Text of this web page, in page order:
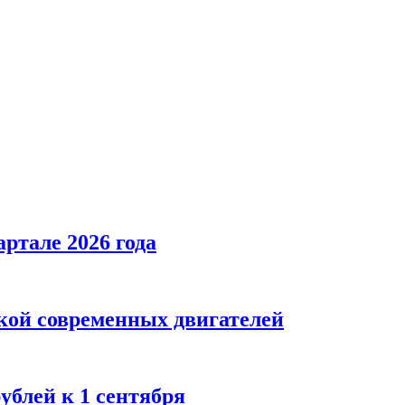
2026 года
современных двигателей
к 1 сентября